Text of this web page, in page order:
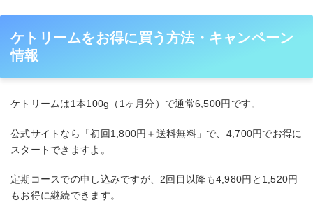
ケトリームをお得に買う方法・キャンペーン
情報
ケトリームは1本100g（1ヶ月分）で通常6,500円です。
公式サイトなら「初回1,800円＋送料無料」で、4,700円でお得に
スタートできますよ。
定期コースでの申し込みですが、2回目以降も4,980円と1,520円
もお得に継続できます。